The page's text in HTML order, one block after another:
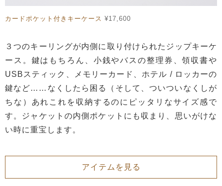
カードポケット付きキーケース ¥17,600
３つのキーリングが内側に取り付けられたジップキーケ
ース。鍵はもちろん、小銭やバスの整理券、領収書や
USBスティック、メモリーカード、ホテル / ロッカーの
鍵など……なくしたら困る（そして、ついついなくしが
ちな）あれこれを収納するのにピッタリなサイズ感で
す。ジャケットの内側ポケットにも収まり、思いがけな
い時に重宝します。
アイテムを見る